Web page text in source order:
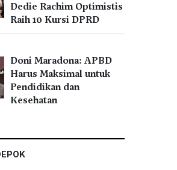
Dedie Rachim Optimistis
Raih 10 Kursi DPRD
Doni Maradona: APBD
Harus Maksimal untuk
Pendidikan dan
Kesehatan